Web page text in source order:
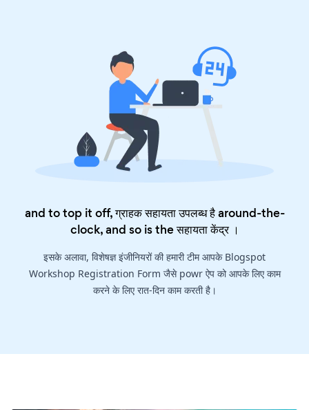
and to top it off, ग्राहक सहायता उपलब्ध है around-the-
clock, and so is theसहायता केंद्र।
इसके अलावा, विशेषज्ञ इंजीनियरों की हमारी टीम आपके Blogspot
Workshop Registration Form जैसे powr ऐप को आपके लिए काम
करने के लिए रात-दिन काम करती है।